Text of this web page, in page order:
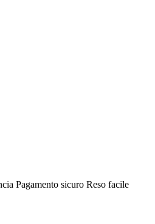
Pagamento sicuro Reso facile